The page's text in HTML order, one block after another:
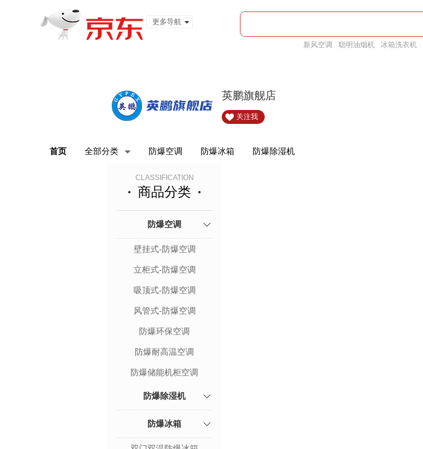
更多导航
新风空调 聪明油烟机 冰箱洗衣机
英鹏旗舰店
关注我
首页 全部分类 防爆空调 防爆冰箱 防爆除湿机
CLASSIFICATION
商品分类
防爆空调
壁挂式-防爆空调
立柜式-防爆空调
吸顶式-防爆空调
风管式-防爆空调
防爆环保空调
防爆耐高温空调
防爆储能机柜空调
防爆除湿机
防爆冰箱